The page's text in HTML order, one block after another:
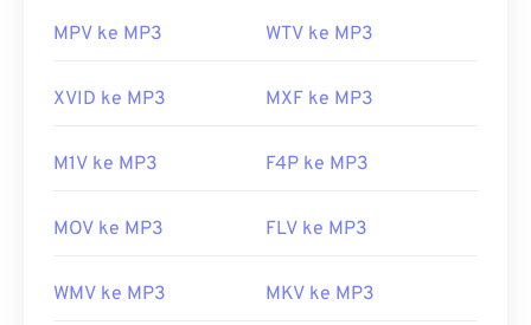
dinonaktifkan dan tidak lagi menjadi ancaman.
Experts Group
https://en.wikipedia.org/wiki/MP3
a/music-player-application-format.html
MPV ke MP3 WTV ke MP3
XVID ke MP3 MXF ke MP3
M1V ke MP3 F4P ke MP3
MOV ke MP3 FLV ke MP3
WMV ke MP3 MKV ke MP3